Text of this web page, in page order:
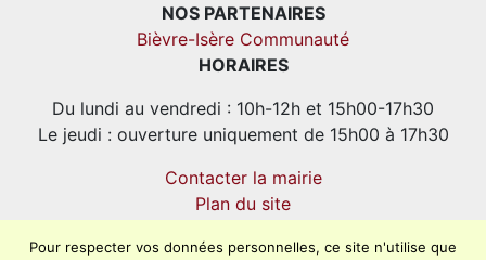
NOS PARTENAIRES
Bièvre-Isère Communauté
HORAIRES
Du lundi au vendredi : 10h-12h et 15h00-17h30
Le jeudi : ouverture uniquement de 15h00 à 17h30
Contacter la mairie
Plan du site
Confidentialité
Pour respecter vos données personnelles, ce site n'utilise que